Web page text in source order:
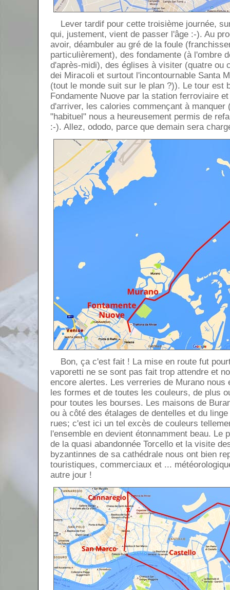
Lever tardif pour cette troisième journée,
qui, justement, vient de passer l'âge :-). Au
avoir, déambuler au gré de la foule
particulièrement), des fondamente (à l'ombre
d'après-midi), des églises à visiter (quatre ou
dei Miracoli et surtout l'incontournable Santa
(tout le monde suit sur le plan ?)). Le tour est
Fondamente Nuove par la station ferroviaire
d'arriver, les calories commençant à manquer
"habituel" nous a heureusement permis de
:-). Allez, ododo, parce que demain sera
Bon, ça c'est fait ! La mise en route fut
vaporetti ne se sont pas fait trop attendre et
encore alertes. Les verreries de Murano nous
les formes et de toutes les couleurs, de plus
pour toutes les bourses. Les maisons de
ou à côté des étalages de dentelles et du
rues; c'est ici un tel excès de couleurs
l'ensemble en devient étonnamment beau. Le
de la quasi abandonnée Torcello et la visite
byzantinnes de sa cathédrale nous ont bien
touristiques, commerciaux et ...
autre jour !